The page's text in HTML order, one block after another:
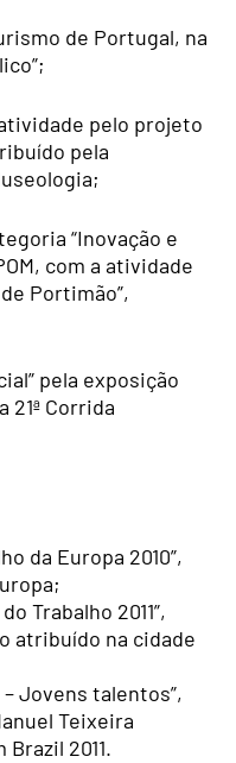
de Portugal, na
pelo projeto
pela
“Inovação e
com a atividade
Portimão”,
pela exposição
21ª Corrida
da Europa 2010”,
Trabalho 2011”,
atribuído na cidade
– Jovens talentos”,
Teixeira
2011.